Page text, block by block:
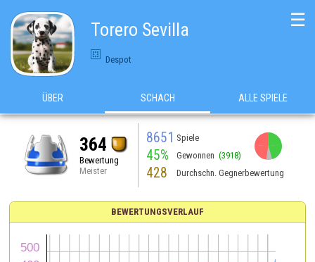
Torero Sevilla
Despot
☰
ÜBER SCHACH ALLE SPIELE
364
Bewertung
Meister
8651 Spiele
45% Gewonnen (3918)
428 Durchschn. Gegnerbewertung
BEWERTUNGSVERLAUF